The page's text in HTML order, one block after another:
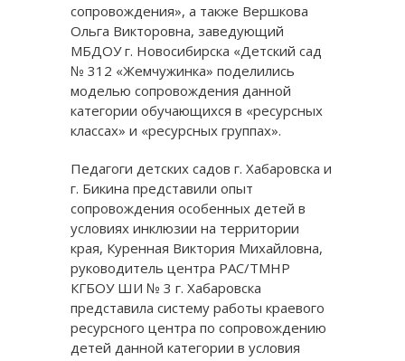
сопровождения», а также Вершкова
Ольга Викторовна, заведующий
МБДОУ г. Новосибирска «Детский сад
№ 312 «Жемчужинка» поделились
моделью сопровождения данной
категории обучающихся в «ресурсных
классах» и «ресурсных группах».
Педагоги детских садов г. Хабаровска и
г. Бикина представили опыт
сопровождения особенных детей в
условиях инклюзии на территории
края, Куренная Виктория Михайловна,
руководитель центра РАС/ТМНР
КГБОУ ШИ № 3 г. Хабаровска
представила систему работы краевого
ресурсного центра по сопровождению
детей данной категории в условия